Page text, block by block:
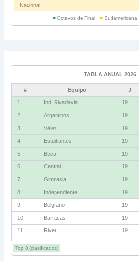
Nacional
Bolívar
La Guaira
Grupo D
U. Católica
Cruzeiro
Boca Jrs.
Barcelona SC
Grupo E
Corinthians
■Octavos de Final ■Sudamericana
TABLA ANUAL 2026
# Equipo J
1 Ind. Rivadavia 19
2 Argentinos 19
3 Vélez 19
4 Estudiantes 19
5 Boca 19
6 Central 19
7 Gimnasia 19
8 Independiente 19
9 Belgrano 19
10 Barracas 19
11 River 19
12 Talleres 19
13 Lanús 19
Top 8 (clasificados)